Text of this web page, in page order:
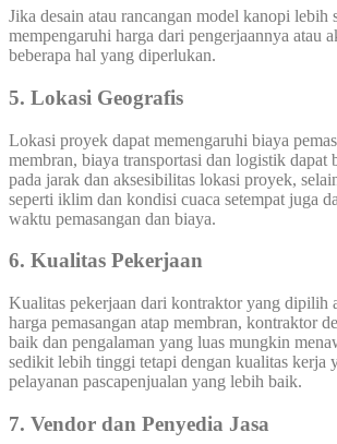
Jika desain atau rancangan model kanopi lebih
mempengaruhi harga dari pengerjaannya atau
beberapa hal yang diperlukan.
5. Lokasi Geografis
Lokasi proyek dapat memengaruhi biaya
membran, biaya transportasi dan logistik dapat
pada jarak dan aksesibilitas lokasi proyek,
seperti iklim dan kondisi cuaca setempat juga
waktu pemasangan dan biaya.
6. Kualitas Pekerjaan
Kualitas pekerjaan dari kontraktor yang dipilih
harga pemasangan atap membran, kontraktor
baik dan pengalaman yang luas mungkin
sedikit lebih tinggi tetapi dengan kualitas kerja
pelayanan pascapenjualan yang lebih baik.
7. Vendor dan Penyedia Jasa